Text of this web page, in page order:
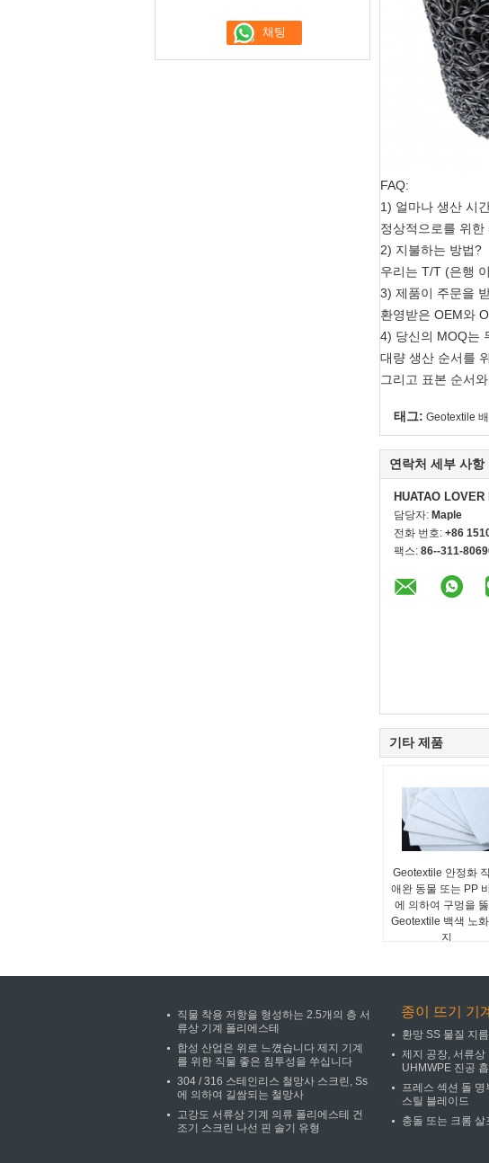
FAQ:
1) 얼마나 생산 시
정상적으로를 위한
2) 지불하는 방법?
우리는 T/T (은행
3) 제품이 주문을
환영받은 OEM와
4) 당신의 MOQ는
대량 생산 순서를
그리고 표본 순서
태그: Geotextile
연락처 세부 사항
HUATAO LOVER
담당자: Maple
전화 번호: +86
팩스: 86--311-
기타 제품
Geotextile 안정화
애완 동물 또는 PP
에 의하여 구멍을
Geotextile 백색 노
지
직물 착용 저항을 형성하는 2.5개의 층 서
류상 기계 폴리에스테
합성 산업은 위로 느꼈습니다 제지 기계
를 위한 직물 좋은 침투성을 쑤십니다
304 / 316 스테인리스 철망사 스크린, Ss
에 의하여 길쌈되는 철망사
고강도 서류상 기계 의류 폴리에스테 건
조기 스크린 나선 핀 솔기 유형
종이 뜨기 기계
환망 SS 물질 지
제지 공장, 서류
UHMWPE 진공
프레스 섹션 돌
스틸 블레이드
충돌 또는 크롬